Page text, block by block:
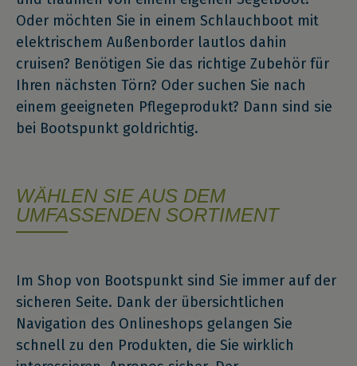
Oder möchten Sie in einem Schlauchboot mit
elektrischem Außenborder lautlos dahin
cruisen? Benötigen Sie das richtige Zubehör für
Ihren nächsten Törn? Oder suchen Sie nach
einem geeigneten Pflegeprodukt? Dann sind sie
bei Bootspunkt goldrichtig.
WÄHLEN SIE AUS DEM
UMFASSENDEN SORTIMENT
Im Shop von Bootspunkt sind Sie immer auf der
sicheren Seite. Dank der übersichtlichen
Navigation des Onlineshops gelangen Sie
schnell zu den Produkten, die Sie wirklich